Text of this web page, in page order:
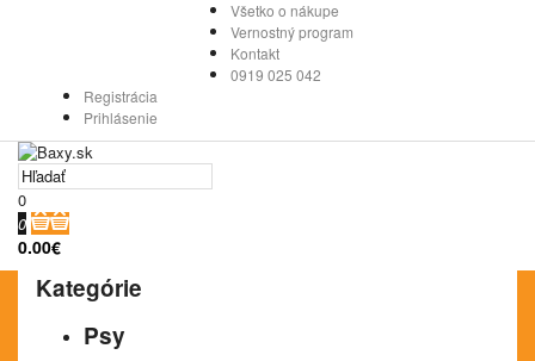
Všetko o nákupe
Vernostný program
Kontakt
0919 025 042
Registrácia
Prihlásenie
0
0
0.00€
Kategórie
Psy